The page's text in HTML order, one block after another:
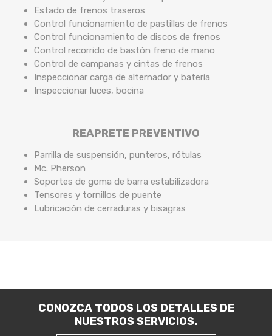
Estado de frenos traseros
Control funcionamiento de pastillas de frenos
Control funcionamiento de discos de frenos
Control recorrido de bastón freno de mano
Control de campanas y cintas de frenos
Inspeccionar carga de alternador y batería
Inspeccionar luces, bocina
REAPRETE PREVENTIVO
Parrilla de suspensión, punteros, rótulas
Mc. Pherson
Soportes de goma de barra estabilizadora
Tensores y tornillos de puente
Lubricación de cerraduras y bisagras
CONOZCA TODOS LOS DETALLES DE
NUESTROS SERVICIOS.